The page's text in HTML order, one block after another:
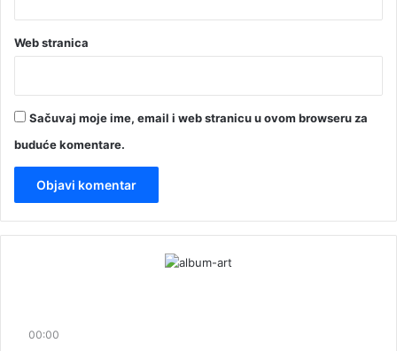
Web stranica
Sačuvaj moje ime, email i web stranicu u ovom browseru za
buduće komentare.
00:00